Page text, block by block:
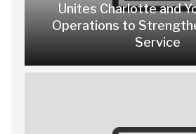
Unites Charlotte and
Operations to
Service